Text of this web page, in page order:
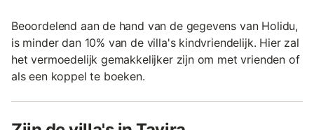
Beoordelend aan de hand van de gegevens van Holidu,
is minder dan 10% van de villa's kindvriendelijk. Hier zal
het vermoedelijk gemakkelijker zijn om met vrienden of
als een koppel te boeken.